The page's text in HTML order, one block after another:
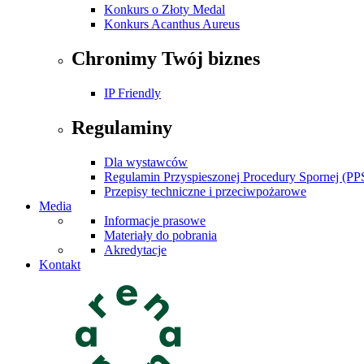
Konkurs o Złoty Medal
Konkurs Acanthus Aureus
Chronimy Twój biznes
IP Friendly
Regulaminy
Dla wystawców
Regulamin Przyspieszonej Procedury Spornej
Przepisy techniczne i przeciwpożarowe
Media
Informacje prasowe
Materiały do pobrania
Akredytacje
Kontakt